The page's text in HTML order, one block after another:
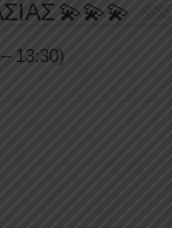
💫💫💫
13:30)